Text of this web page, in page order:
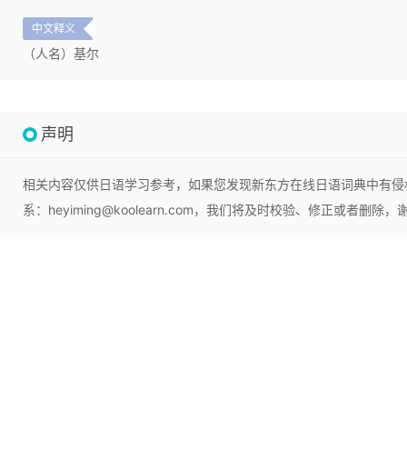
中文释义
（人名）基尔
声明
相关内容仅供日语学习参考，如果您发现新东方在线日语词典中有
系：heyiming@koolearn.com，我们将及时校验、修正或者删除，